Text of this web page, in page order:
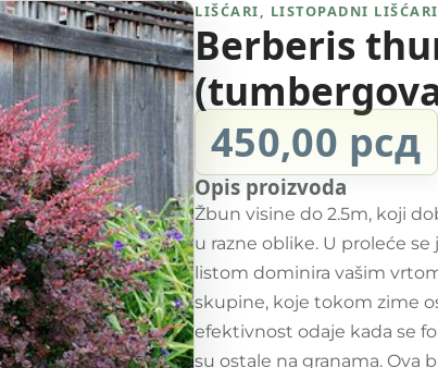
LIŠĆARI, LISTOPADNI LIŠĆARI
Berberis
450,00 рсд
Opis proizvoda
Žbun visine do 2.5m, koji
u razne oblike. U proleće
listom dominira vašim
skupine, koje tokom zime
efektivnost odaje kada se
su ostale na granama. Ova